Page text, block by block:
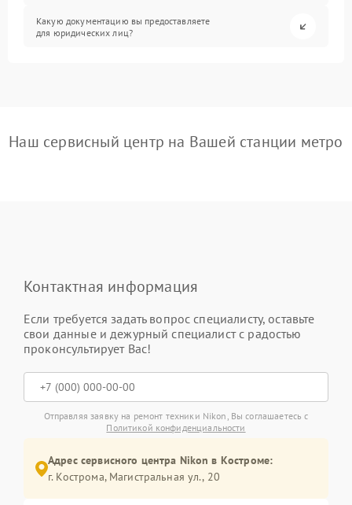
Какую документацию вы предоставляете
для юридических лиц?
Наш сервисный центр на Вашей станции метро
Контактная информация
Если требуется задать вопрос специалисту, оставьте
свои данные и дежурный специалист с радостью
проконсультирует Вас!
Отправляя заявку на ремонт техники Nikon, Вы соглашаетесь с
Политикой конфиденциальности
Адрес сервисного центра Nikon в Костроме:
г. Кострома, Магистральная ул., 20